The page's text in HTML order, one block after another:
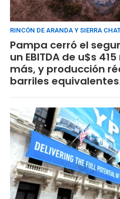
RINCÓN DE ARANDA Y SIERRA
Pampa cerró el
un EBITDA de u$s
más, y producción
barriles equivalentes